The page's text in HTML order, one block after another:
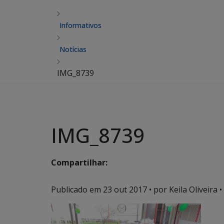
Informativos
Notícias
IMG_8739
IMG_8739
Compartilhar:
Publicado em 23 out 2017 • por Keila Oliveira •